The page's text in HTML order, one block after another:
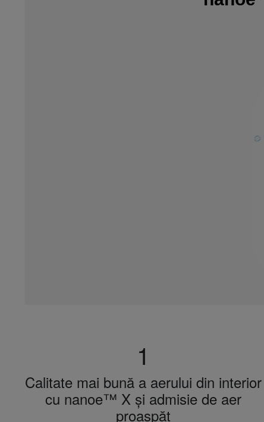
1
Calitate mai bună a aerului din interior
cu nanoe™ X și admisie de aer
proaspăt